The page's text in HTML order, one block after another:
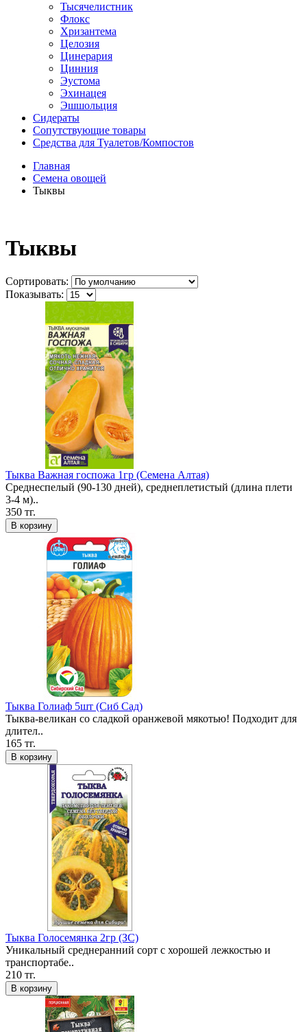
Тысячелистник
Флокс
Хризантема
Целозия
Цинерария
Цинния
Эустома
Эхинацея
Эшшольция
Сидераты
Сопутствующие товары
Средства для Туалетов/Компостов
Главная
Семена овощей
Тыквы
Тыквы
Сортировать:
Показывать:
Тыква Важная госпожа 1гр (Семена Алтая)
Среднеспелый (90-130 дней), среднеплетистый (длина плети
3-4 м)..
350 тг.
В корзину
Тыква Голиаф 5шт (Сиб Сад)
Тыква-великан со сладкой оранжевой мякотью! Подходит для
длител..
165 тг.
В корзину
Тыква Голосемянка 2гр (ЗС)
Уникальный среднеранний сорт с хорошей лежкостью и
транспортабе..
210 тг.
В корзину